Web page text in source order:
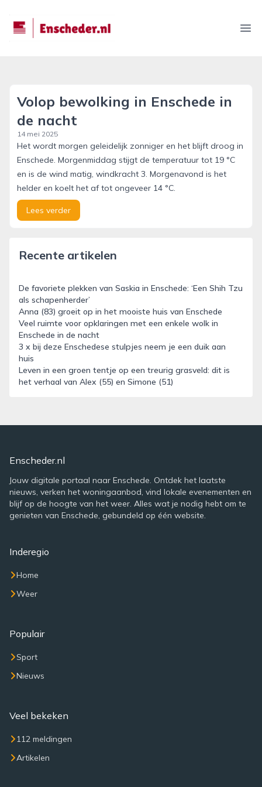
enscheder.nl
Volop bewolking in Enschede in
de nacht
14 mei 2025
Het wordt morgen geleidelijk zonniger en het blijft droog in
Enschede. Morgenmiddag stijgt de temperatuur tot 19 °C
en is de wind matig, windkracht 3. Morgenavond is het
helder en koelt het af tot ongeveer 14 °C.
Lees verder
Recente artikelen
De favoriete plekken van Saskia in Enschede: ‘Een Shih Tzu
als schapenherder’
Anna (83) groeit op in het mooiste huis van Enschede
Veel ruimte voor opklaringen met een enkele wolk in
Enschede in de nacht
3 x bij deze Enschedese stulpjes neem je een duik aan
huis
Leven in een groen tentje op een treurig grasveld: dit is
het verhaal van Alex (55) en Simone (51)
Enscheder.nl
Jouw digitale portaal naar Enschede. Ontdek het laatste
nieuws, verken het woningaanbod, vind lokale evenementen en
blijf op de hoogte van het weer. Alles wat je nodig hebt om te
genieten van Enschede, gebundeld op één website.
Inderegio
Home
Weer
Populair
Sport
Nieuws
Veel bekeken
112 meldingen
Artikelen